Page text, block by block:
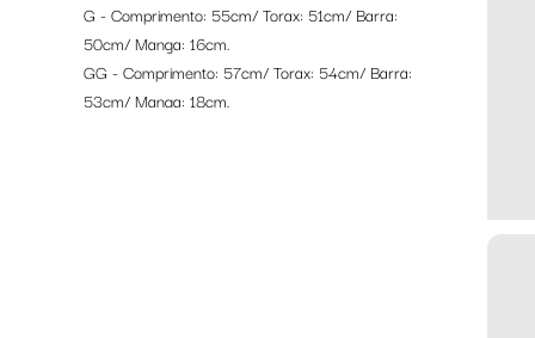
G - Comprimento: 55cm/ Torax: 51cm/ Barra:
50cm/ Manga: 16cm.
GG - Comprimento: 57cm/ Torax: 54cm/ Barra:
53cm/ Manga: 18cm.